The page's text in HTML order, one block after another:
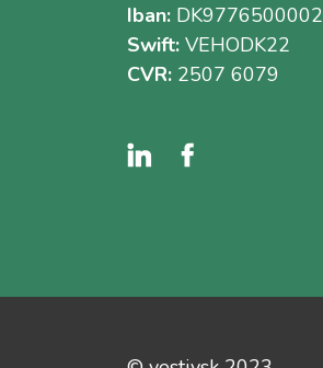
Iban:
Swift:VEHODK22
CVR:2507 6079